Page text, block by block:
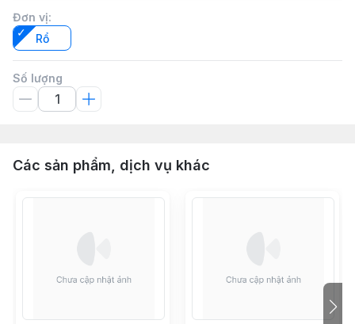
Đơn vị:
Rổ
Số lượng
Các sản phẩm, dịch vụ khác